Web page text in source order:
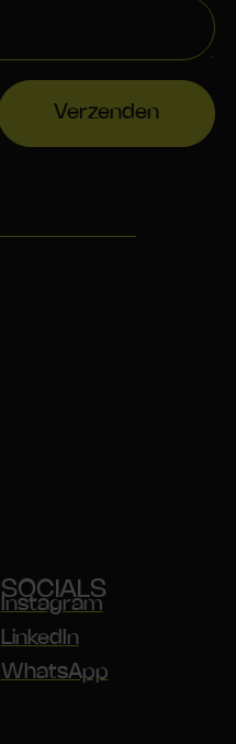
Verzenden
SOCIALS
Instagram
LinkedIn
WhatsApp